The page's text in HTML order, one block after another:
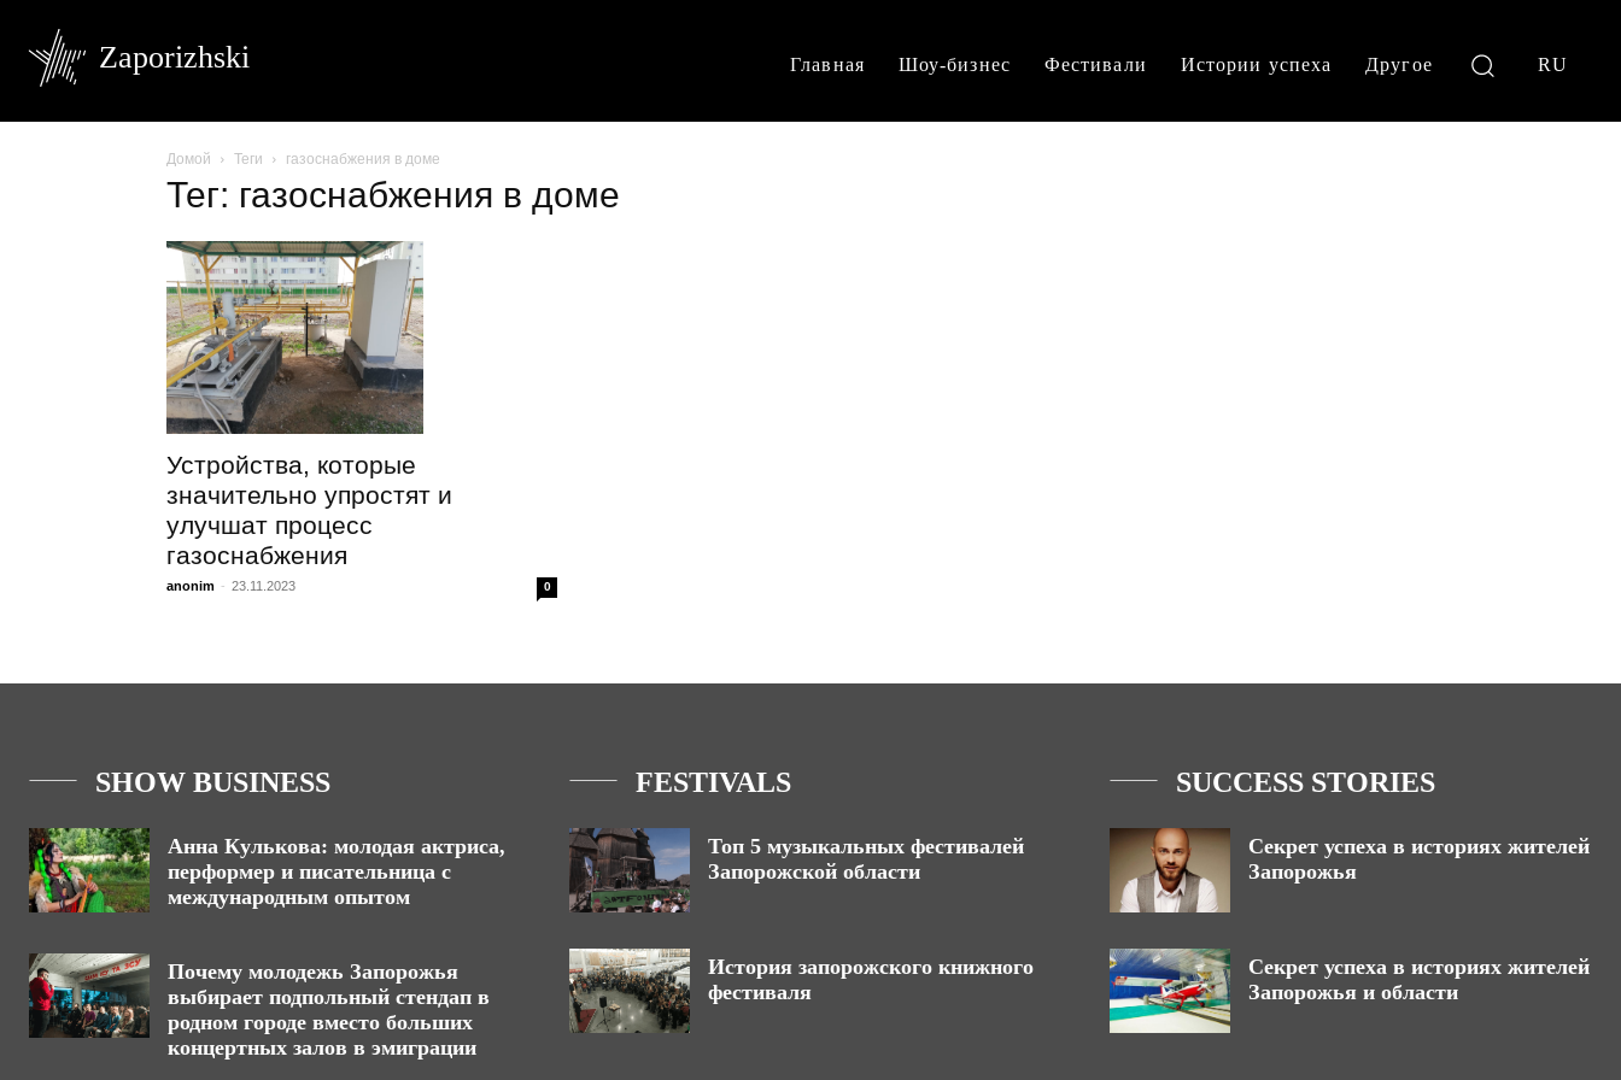
Zaporizhski Главная Шоу-бизнес Фестивали Истории успеха Другое RU
Домой Теги газоснабжения в доме
Тег: газоснабжения в доме
Устройства, которые
значительно упростят и
улучшат процесс
газоснабжения
anonim - 23.11.2023 0
SHOW BUSINESS
Анна Кулькова: молодая актриса,
перформер и писательница с
международным опытом
Почему молодежь Запорожья
выбирает подпольный стендап в
родном городе вместо больших
концертных залов в эмиграции
FESTIVALS
Топ 5 музыкальных фестивалей
Запорожской области
История запорожского книжного
фестиваля
SUCCESS STORIES
Секрет успеха в историях жителей
Запорожья
Секрет успеха в историях жителей
Запорожья и области